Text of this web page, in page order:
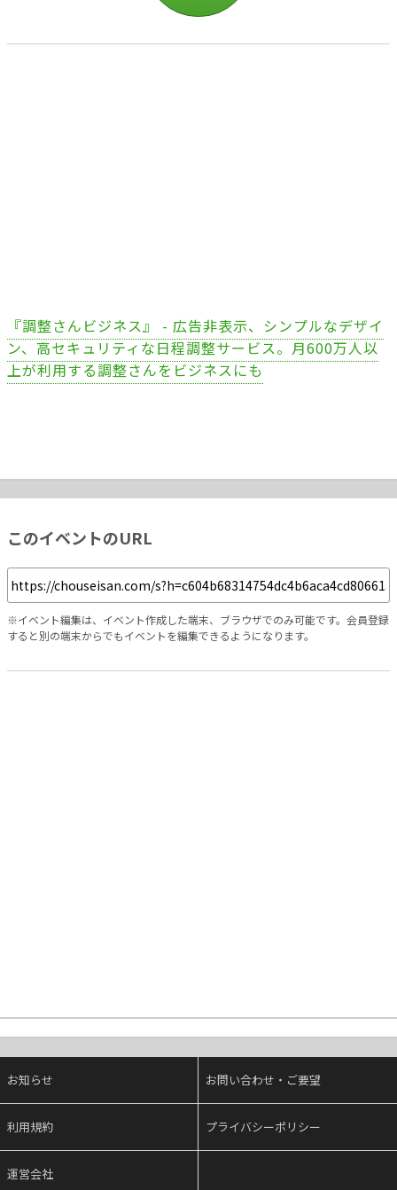
『調整さんビジネス』 - 広告非表示、シンプルなデザイ
ン、高セキュリティな日程調整サービス。月600万人以
上が利用する調整さんをビジネスにも
このイベントのURL
※イベント編集は、イベント作成した端末、ブラウザでのみ可能です。会員登録
すると別の端末からでもイベントを編集できるようになります。
お知らせ お問い合わせ・ご要望
利用規約 プライバシーポリシー
運営会社